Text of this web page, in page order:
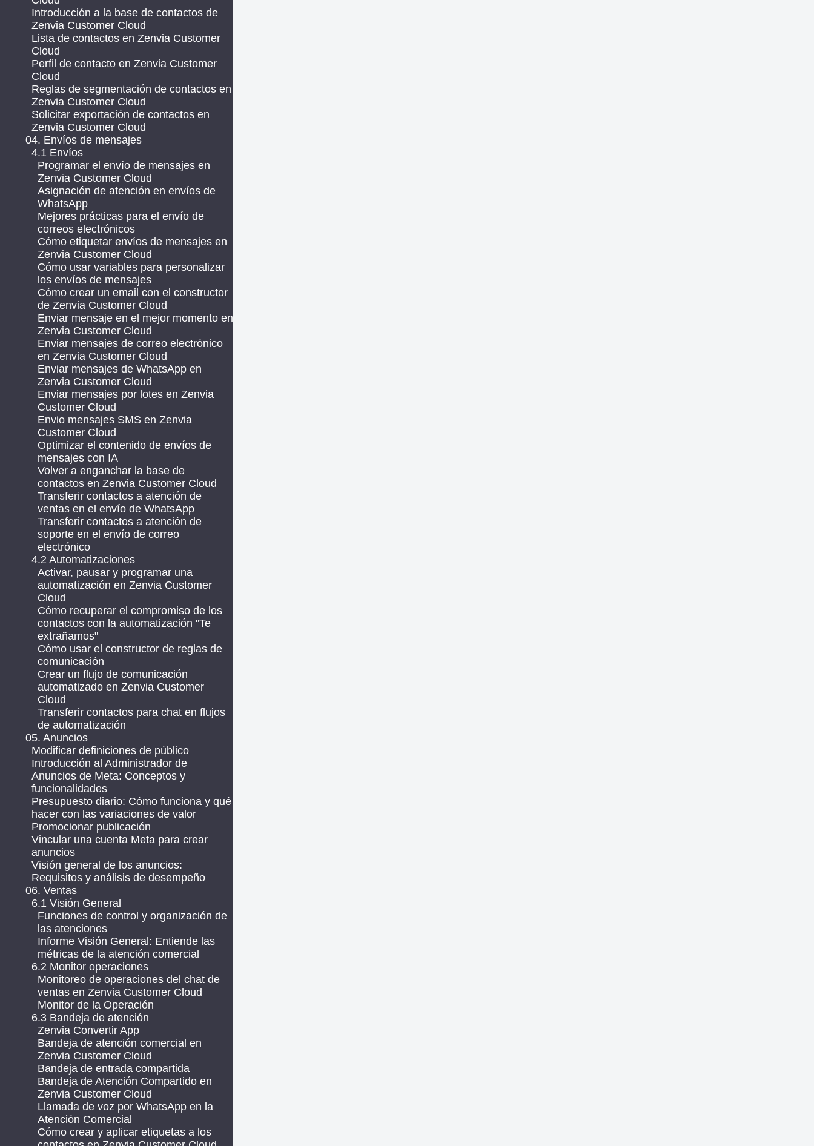
Introducción a la base de contactos de
Zenvia Customer Cloud
Lista de contactos en Zenvia Customer
Cloud
Perfil de contacto en Zenvia Customer
Cloud
Reglas de segmentación de contactos en
Zenvia Customer Cloud
Solicitar exportación de contactos en
Zenvia Customer Cloud
04. Envíos de mensajes
4.1 Envíos
Programar el envío de mensajes en
Zenvia Customer Cloud
Asignación de atención en envíos de
WhatsApp
Mejores prácticas para el envío de
correos electrónicos
Cómo etiquetar envíos de mensajes en
Zenvia Customer Cloud
Cómo usar variables para personalizar
los envíos de mensajes
Cómo crear un email con el constructor
de Zenvia Customer Cloud
Enviar mensaje en el mejor momento en
Zenvia Customer Cloud
Enviar mensajes de correo electrónico
en Zenvia Customer Cloud
Enviar mensajes de WhatsApp en
Zenvia Customer Cloud
Enviar mensajes por lotes en Zenvia
Customer Cloud
Envio mensajes SMS en Zenvia
Customer Cloud
Optimizar el contenido de envíos de
mensajes con IA
Volver a enganchar la base de
contactos en Zenvia Customer Cloud
Transferir contactos a atención de
ventas en el envío de WhatsApp
Transferir contactos a atención de
soporte en el envío de correo
electrónico
4.2 Automatizaciones
Activar, pausar y programar una
automatización en Zenvia Customer
Cloud
Cómo recuperar el compromiso de los
contactos con la automatización "Te
extrañamos"
Cómo usar el constructor de reglas de
comunicación
Crear un flujo de comunicación
automatizado en Zenvia Customer
Cloud
Transferir contactos para chat en flujos
de automatización
05. Anuncios
Modificar definiciones de público
Introducción al Administrador de
Anuncios de Meta: Conceptos y
funcionalidades
Presupuesto diario: Cómo funciona y qué
hacer con las variaciones de valor
Promocionar publicación
Vincular una cuenta Meta para crear
anuncios
Visión general de los anuncios:
Requisitos y análisis de desempeño
06. Ventas
6.1 Visión General
Funciones de control y organización de
las atenciones
Informe Visión General: Entiende las
métricas de la atención comercial
6.2 Monitor operaciones
Monitoreo de operaciones del chat de
ventas en Zenvia Customer Cloud
Monitor de la Operación
6.3 Bandeja de atención
Zenvia Convertir App
Bandeja de atención comercial en
Zenvia Customer Cloud
Bandeja de entrada compartida
Bandeja de Atención Compartido en
Zenvia Customer Cloud
Llamada de voz por WhatsApp en la
Atención Comercial
Cómo crear y aplicar etiquetas a los